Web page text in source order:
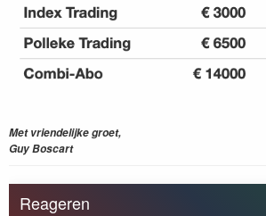
Met vriendelijke groet,
Guy Boscart
Reageren